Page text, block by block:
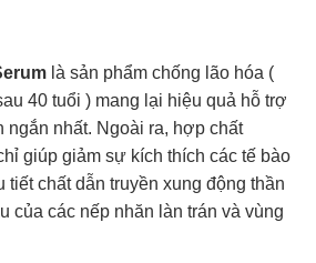
là sản phẩm chống lão hóa (
40 tuổi ) mang lại hiệu quả hỗ trợ
ngắn nhất. Ngoài ra, hợp chất
giúp giảm sự kích thích các tế bào
tiết chất dẫn truyền xung động thần
của các nếp nhăn làn trán và vùng